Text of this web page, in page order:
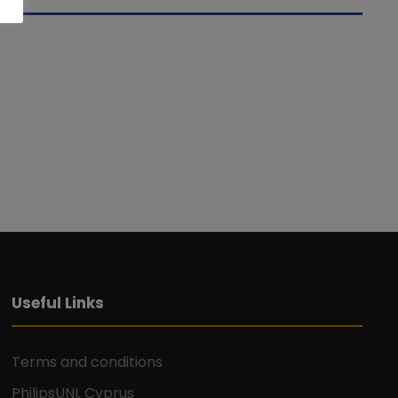
Useful Links
Terms and conditions
PhilipsUNI, Cyprus